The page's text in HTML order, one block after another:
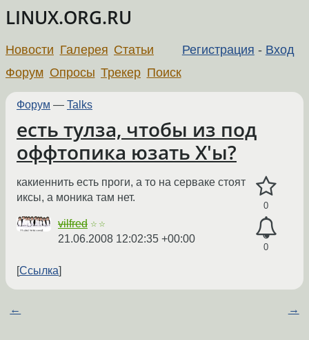
LINUX.ORG.RU
Регистрация - Вход
Новости Галерея Статьи
Форум Опросы Трекер Поиск
Форум — Talks
есть тулза, чтобы из под
оффтопика юзать X'ы?
0
0
какиеннить есть проги, а то на серваке стоят
иксы, а моника там нет.
vilfred ☆☆
21.06.2008 12:02:35 +00:00
Ссылка
← →